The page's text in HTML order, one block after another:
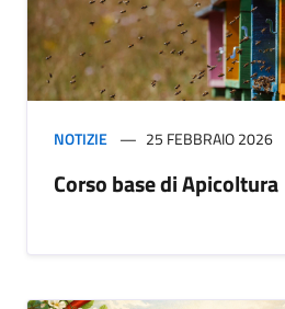
NOTIZIE 25 FEBBRAIO 2026
Corso base di Apicoltura